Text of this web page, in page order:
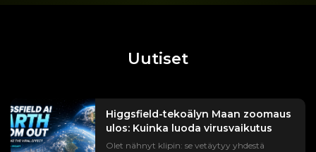
Uutiset
Higgsfield-tekoälyn Maan zoomaus
ulos: Kuinka luoda virusvaikutus
Olet nähnyt klipin: se vetäytyy yhdestä